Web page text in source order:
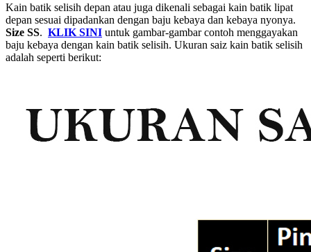
Kain batik selisih depan atau juga dikenali sebagai kain batik lipat
depan sesuai dipadankan dengan baju kebaya dan kebaya nyonya.
Size SS. KLIK SINI untuk gambar-gambar contoh menggayakan
baju kebaya dengan kain batik selisih. Ukuran saiz kain batik selisih
adalah seperti berikut: